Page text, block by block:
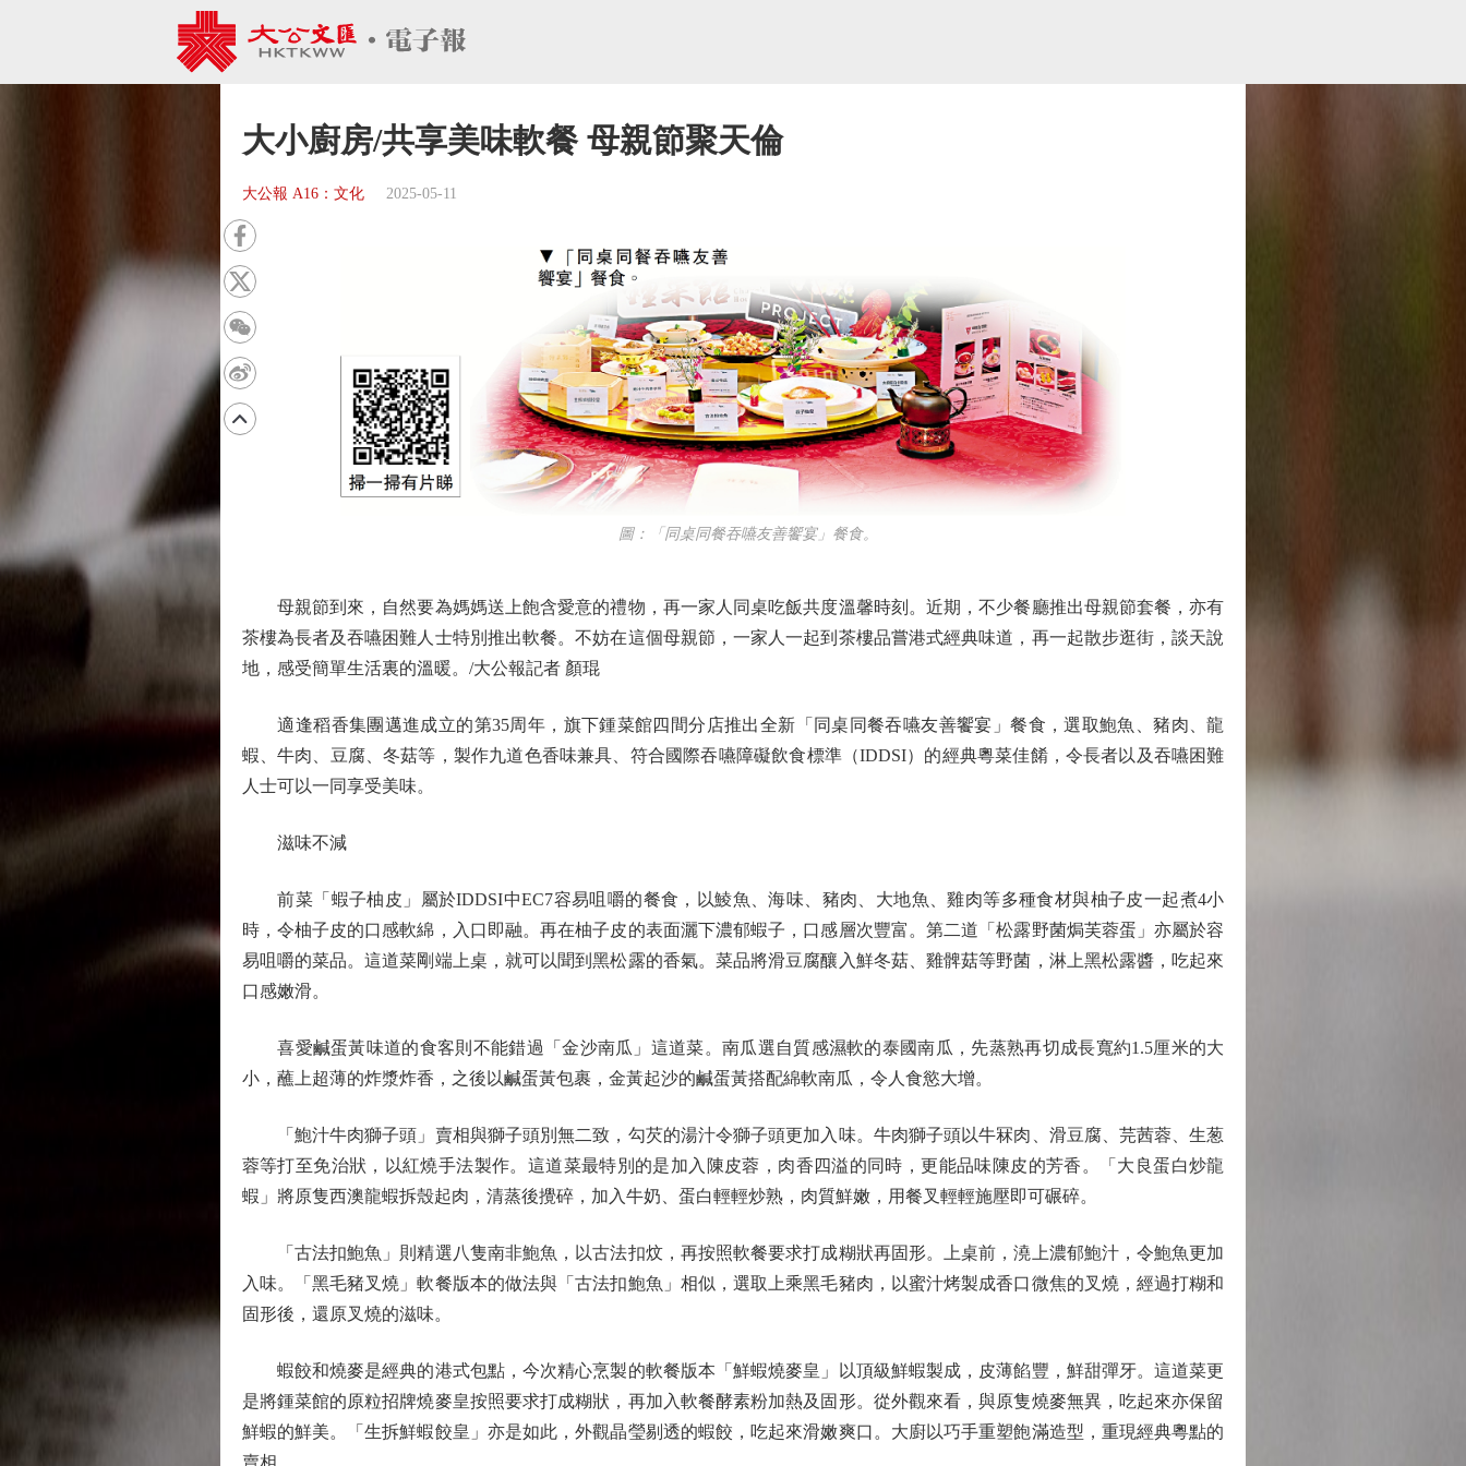
大小廚房/共享美味軟餐 母親節聚天倫
大公報 A16：文化 2025-05-11
圖：「同桌同餐吞嚥友善饗宴」餐食。
母親節到來，自然要為媽媽送上飽含愛意的禮物，再一家人同桌吃飯共度溫馨時刻。近期，不少餐廳推出母親節套餐，亦有
茶樓為長者及吞嚥困難人士特別推出軟餐。不妨在這個母親節，一家人一起到茶樓品嘗港式經典味道，再一起散步逛街，談天說
地，感受簡單生活裏的溫暖。/大公報記者 顏琨
適逢稻香集團邁進成立的第35周年，旗下鍾菜館四間分店推出全新「同桌同餐吞嚥友善饗宴」餐食，選取鮑魚、豬肉、龍
蝦、牛肉、豆腐、冬菇等，製作九道色香味兼具、符合國際吞嚥障礙飲食標準（IDDSI）的經典粵菜佳餚，令長者以及吞嚥困難
人士可以一同享受美味。
滋味不減
前菜「蝦子柚皮」屬於IDDSI中EC7容易咀嚼的餐食，以鯪魚、海味、豬肉、大地魚、雞肉等多種食材與柚子皮一起煮4小
時，令柚子皮的口感軟綿，入口即融。再在柚子皮的表面灑下濃郁蝦子，口感層次豐富。第二道「松露野菌焗芙蓉蛋」亦屬於容
易咀嚼的菜品。這道菜剛端上桌，就可以聞到黑松露的香氣。菜品將滑豆腐釀入鮮冬菇、雞髀菇等野菌，淋上黑松露醬，吃起來
口感嫩滑。
喜愛鹹蛋黃味道的食客則不能錯過「金沙南瓜」這道菜。南瓜選自質感濕軟的泰國南瓜，先蒸熟再切成長寬約1.5厘米的大
小，蘸上超薄的炸漿炸香，之後以鹹蛋黃包裹，金黃起沙的鹹蛋黃搭配綿軟南瓜，令人食慾大增。
「鮑汁牛肉獅子頭」賣相與獅子頭別無二致，勾芡的湯汁令獅子頭更加入味。牛肉獅子頭以牛冧肉、滑豆腐、芫茜蓉、生葱
蓉等打至免治狀，以紅燒手法製作。這道菜最特別的是加入陳皮蓉，肉香四溢的同時，更能品味陳皮的芳香。「大良蛋白炒龍
蝦」將原隻西澳龍蝦拆殼起肉，清蒸後攪碎，加入牛奶、蛋白輕輕炒熟，肉質鮮嫩，用餐叉輕輕施壓即可碾碎。
「古法扣鮑魚」則精選八隻南非鮑魚，以古法扣炆，再按照軟餐要求打成糊狀再固形。上桌前，澆上濃郁鮑汁，令鮑魚更加
入味。「黑毛豬叉燒」軟餐版本的做法與「古法扣鮑魚」相似，選取上乘黑毛豬肉，以蜜汁烤製成香口微焦的叉燒，經過打糊和
固形後，還原叉燒的滋味。
蝦餃和燒麥是經典的港式包點，今次精心烹製的軟餐版本「鮮蝦燒麥皇」以頂級鮮蝦製成，皮薄餡豐，鮮甜彈牙。這道菜更
是將鍾菜館的原粒招牌燒麥皇按照要求打成糊狀，再加入軟餐酵素粉加熱及固形。從外觀來看，與原隻燒麥無異，吃起來亦保留
鮮蝦的鮮美。「生拆鮮蝦餃皇」亦是如此，外觀晶瑩剔透的蝦餃，吃起來滑嫩爽口。大廚以巧手重塑飽滿造型，重現經典粵點的